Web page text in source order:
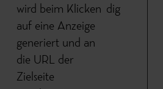
wird beim Klicken
auf eine Anzeige
generiert und an
die URL der
Zielseite
dig